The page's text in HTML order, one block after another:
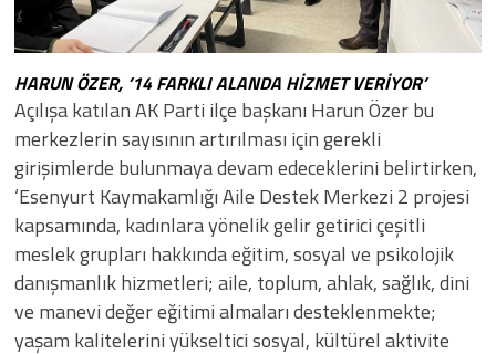
HARUN ÖZER, ’14 FARKLI ALANDA HİZMET VERİYOR’
Açılışa katılan AK Parti ilçe başkanı Harun Özer bu
merkezlerin sayısının artırılması için gerekli
girişimlerde bulunmaya devam edeceklerini belirtirken,
‘Esenyurt Kaymakamlığı Aile Destek Merkezi 2 projesi
kapsamında, kadınlara yönelik gelir getirici çeşitli
meslek grupları hakkında eğitim, sosyal ve psikolojik
danışmanlık hizmetleri; aile, toplum, ahlak, sağlık, dini
ve manevi değer eğitimi almaları desteklenmekte;
yaşam kalitelerini yükseltici sosyal, kültürel aktivite